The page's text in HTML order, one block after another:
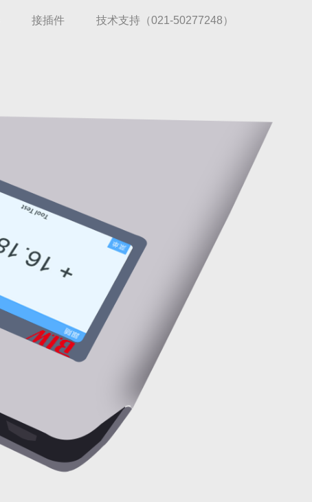
接插件 技术支持（021-50277248）